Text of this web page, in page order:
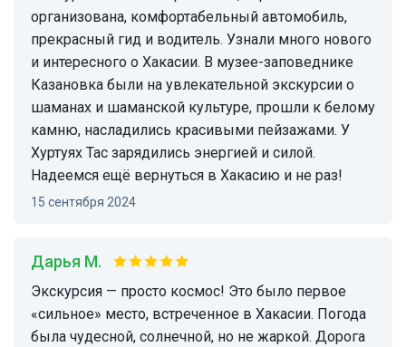
организована, комфортабельный автомобиль,
прекрасный гид и водитель. Узнали много нового
и интересного о Хакасии. В музее-заповеднике
Казановка были на увлекательной экскурсии о
шаманах и шаманской культуре, прошли к белому
камню, насладились красивыми пейзажами. У
Хуртуях Тас зарядились энергией и силой.
Надеемся ещё вернуться в Хакасию и не раз!
15 сентября 2024
Дарья М.
Экскурсия — просто космос! Это было первое
«сильное» место, встреченное в Хакасии. Погода
была чудесной, солнечной, но не жаркой. Дорога